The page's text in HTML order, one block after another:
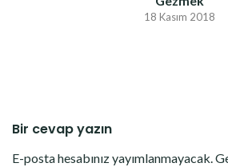
18 Kasım 2018
Bir cevap yazın
E-posta hesabınız yayımlanmayacak.